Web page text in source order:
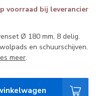
voorraad bij leverancier
Ø 180 mm, 8 delig.
en schuurschijven.
meer.